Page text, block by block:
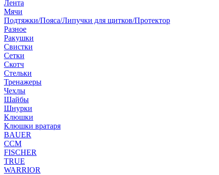
Лента
Мячи
Подтяжки/Пояса/Липучки для щитков/Протектор
Разное
Ракушки
Свистки
Сетки
Скотч
Стельки
Тренажеры
Чехлы
Шайбы
Шнурки
Клюшки
Клюшки вратаря
BAUER
CCM
FISCHER
TRUE
WARRIOR